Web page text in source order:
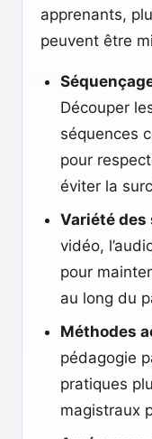
apprenants,
peuvent être
Découper
séquences
pour
éviter la
Variété
vidéo,
pour
au long du
Méthodes
pédagogie
pratiques
magistraux